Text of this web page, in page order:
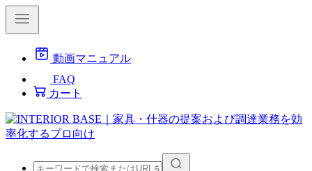
動画マニュアル
FAQ
カート